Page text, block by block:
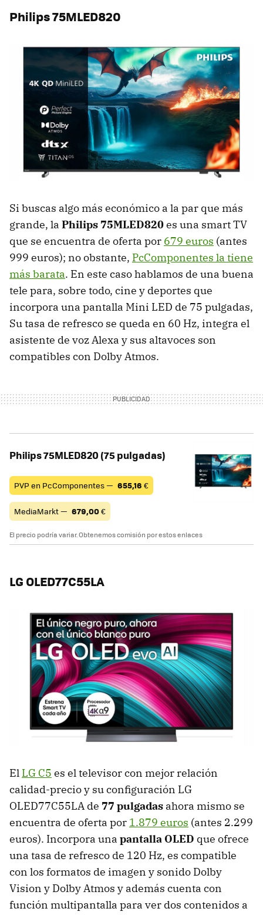
Philips 75MLED820
Si buscas algo más económico a la par que más
grande, la Philips 75MLED820es una smart TV
que se encuentra de oferta por 679 euros (antes
999 euros); no obstante, PcComponentes la tiene
más barata. En este caso hablamos de una buena
tele para, sobre todo, cine y deportes que
incorpora una pantalla Mini LED de 75 pulgadas,
Su tasa de refresco se queda en 60 Hz, integra el
asistente de voz Alexa y sus altavoces son
compatibles con Dolby Atmos.
Philips 75MLED820 (75 pulgadas)
PVP en PcComponentes — 655,16 €
MediaMarkt — 679,00€
El precio podría variar. Obtenemos comisión por estos enlaces
LG OLED77C55LA
El LG C5 es el televisor con mejor relación
calidad-precio y su configuración LG
OLED77C55LA de 77 pulgadas ahora mismo se
encuentra de oferta por 1.879 euros (antes 2.299
euros). Incorpora una pantalla OLED que ofrece
una tasa de refresco de 120 Hz, es compatible
con los formatos de imagen y sonido Dolby
Vision y Dolby Atmos y además cuenta con
función multipantalla para ver dos contenidos a